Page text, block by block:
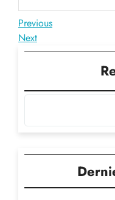
Navigation
de
Previous
Post
Previous
Next
Post
Next